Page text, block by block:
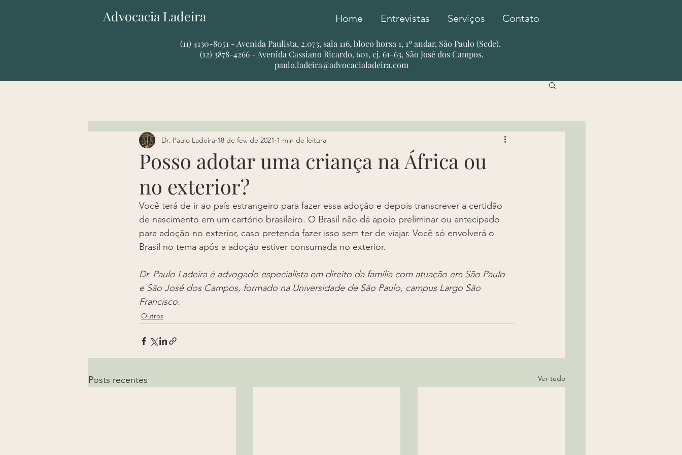
Advocacia Ladeira Home Entrevistas Serviços Contato
​​(11) 4130-8051 - Avenida Paulista, 2.073, sala 116, bloco horsa 1, 1º andar, São Paulo (Sede).
(12) 3878-4266 - Avenida Cassiano Ricardo, 601, cj. 61-63, São José dos Campos.
paulo.ladeira@advocacialadeira.com
Posso adotar uma criança na África ou
no exterior?
Dr. Paulo Ladeira 18 de fev. de 2021 1 min de leitura
Você terá de ir ao país estrangeiro para fazer essa adoção e depois transcrever a certidão
de nascimento em um cartório brasileiro. O Brasil não dá apoio preliminar ou antecipado
para adoção no exterior, caso pretenda fazer isso sem ter de viajar. Você só envolverá o
Brasil no tema após a adoção estiver consumada no exterior.
Dr. Paulo Ladeira é advogado especialista em direito da família com atuação em São Paulo
e São José dos Campos, formado na Universidade de São Paulo, campus Largo São
Francisco.
Outros
Posts recentes Ver tudo